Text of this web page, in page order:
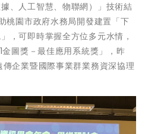
、人工智慧、物聯網）」技術結
桃園市政府水務局開發建置「下
，可即時掌握全方位多元水情，
圖獎－最佳應用系統獎」，昨
傳企業暨國際事業群業務資深協理